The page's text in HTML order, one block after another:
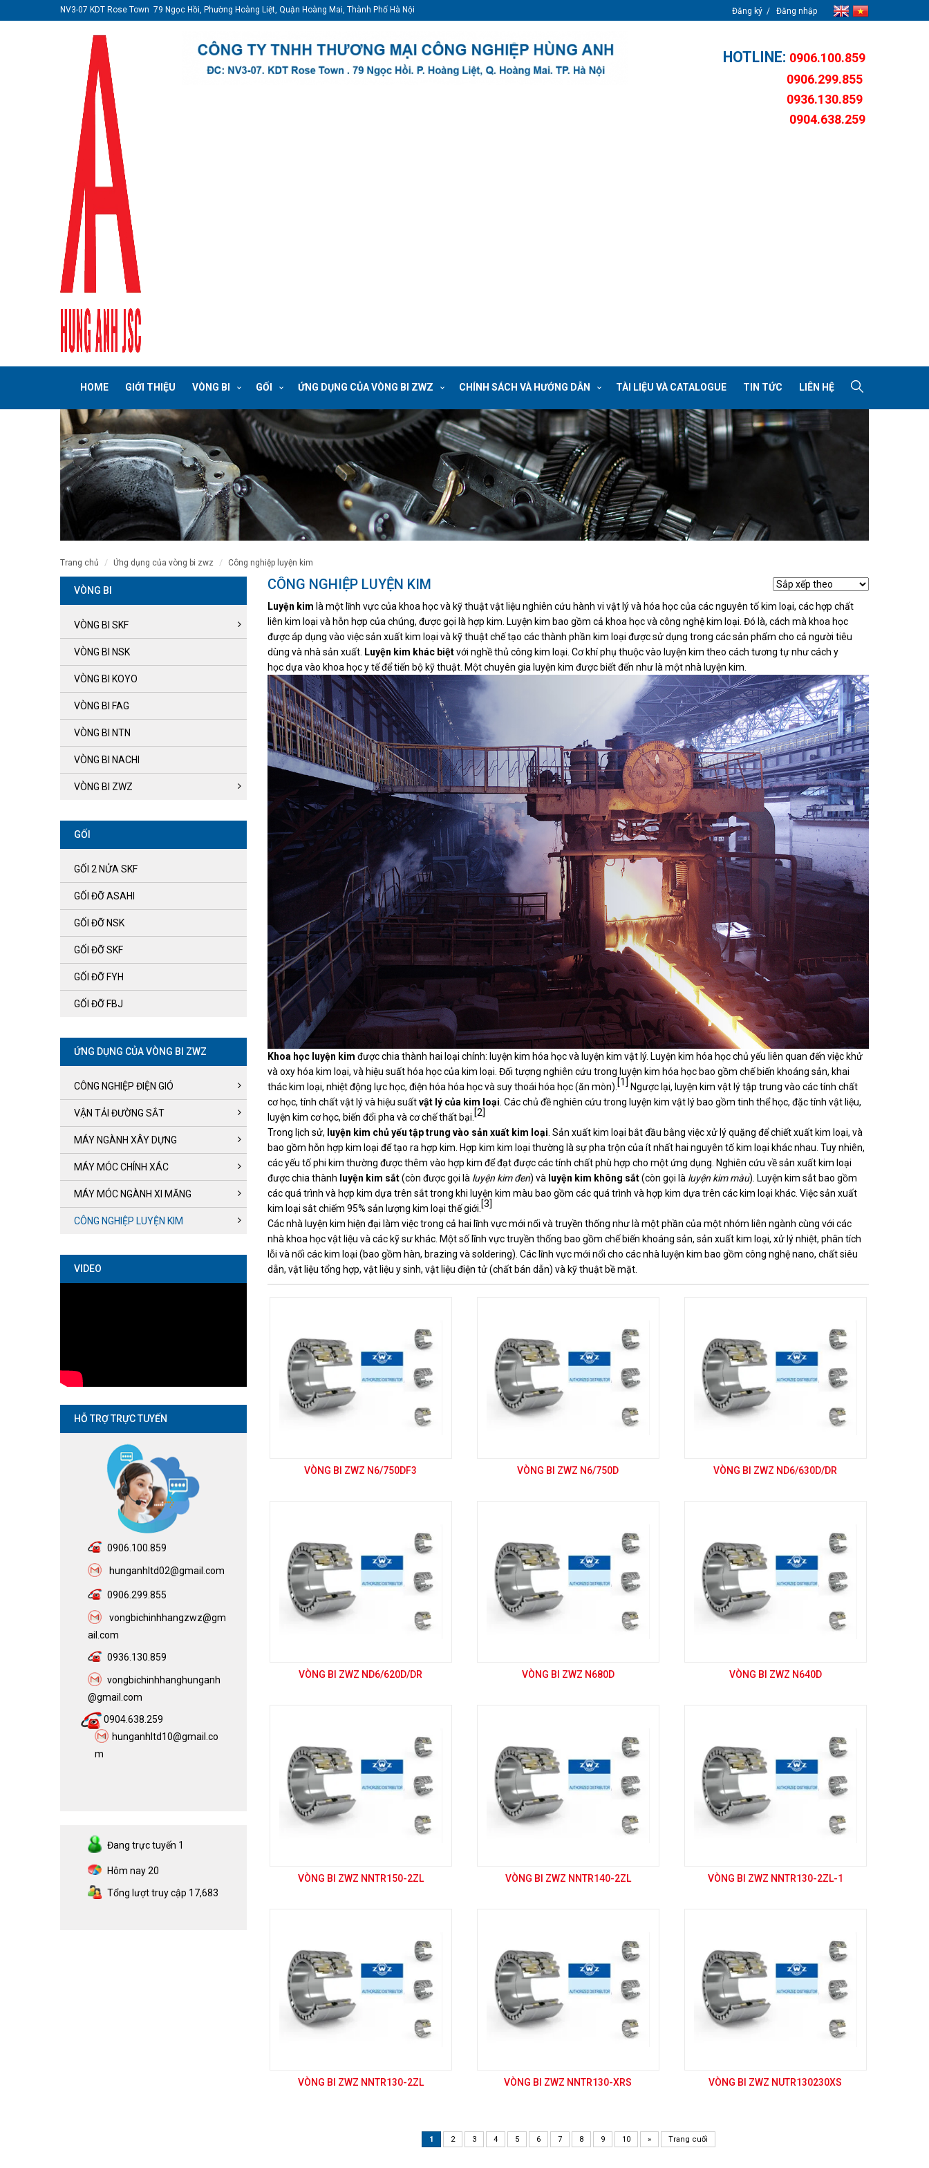
NV3-07 KDT Rose Town 79 Ngọc Hồi, Phường Hoàng Liệt, Quận Hoàng Mai, Thành Phố Hà Nội Đăng ký Đăng nhập
HOTLINE: 0906.100.859
0906.299.855
0936.130.859
0904.638.259
HOME GIỚI THIỆU VÒNG BI GỐI ỨNG DỤNG CỦA VÒNG BI ZWZ CHÍNH SÁCH VÀ HƯỚNG DẪN TÀI LIỆU VÀ CATALOGUE TIN TỨC LIÊN HỆ
trang chủ ứng dụng của vòng bi zwz công nghiệp luyện kim
VÒNG BI
VÒNG BI SKF
VÒNG BI NSK
VÒNG BI KOYO
VÒNG BI FAG
VÒNG BI NTN
VÒNG BI NACHI
VÒNG BI ZWZ
GỐI
GỐI 2 NỬA SKF
GỐI ĐỠ ASAHI
GỐI ĐỠ NSK
GỐI ĐỠ SKF
GỐI ĐỠ FYH
GỐI ĐỠ FBJ
ỨNG DỤNG CỦA VÒNG BI ZWZ
CÔNG NGHIỆP ĐIỆN GIÓ
VẬN TẢI ĐƯỜNG SẮT
MÁY NGÀNH XÂY DỰNG
MÁY MÓC CHÍNH XÁC
MÁY MÓC NGÀNH XI MĂNG
CÔNG NGHIỆP LUYỆN KIM
VIDEO
HỖ TRỢ TRỰC TUYẾN
0906.100.859
hunganhltd02@gmail.com
0906.299.855
vongbichinhhangzwz@gm
ail.com​
0936.130.859
vongbichinhhanghunganh
@gmail.com
0904.638.259
hunganhltd10@gmail.co
m
Đang trực tuyến 1
Hôm nay20
Tổng lượt truy cập 17,683
CÔNG NGHIỆP LUYỆN KIM
Luyện kim là một lĩnh vực của khoa học và kỹ thuật vật liệu nghiên cứu hành vi vật lý và hóa học của các nguyên tố kim loại, các hợp chất
liên kim loại và hỗn hợp của chúng, được gọi là hợp kim. Luyện kim bao gồm cả khoa học và công nghệ kim loại. Đó là, cách mà khoa học
được áp dụng vào việc sản xuất kim loại và kỹ thuật chế tạo các thành phần kim loại được sử dụng trong các sản phẩm cho cả người tiêu
dùng và nhà sản xuất. Luyện kim khác biệtvới nghề thủ công kim loại. Cơ khí phụ thuộc vào luyện kim theo cách tương tự như cách y
học dựa vào khoa học y tế để tiến bộ kỹ thuật. Một chuyên gia luyện kim được biết đến như là một nhà luyện kim.
Khoa học luyện kim được chia thành hai loại chính: luyện kim hóa học và luyện kim vật lý. Luyện kim hóa học chủ yếu liên quan đến việc khử
và oxy hóa kim loại, và hiệu suất hóa học của kim loại. Đối tượng nghiên cứu trong luyện kim hóa học bao gồm chế biến khoáng sản, khai
thác kim loại, nhiệt động lực học, điện hóa hóa học và suy thoái hóa học (ăn mòn). [1] Ngược lại, luyện kim vật lý tập trung vào các tính chất
cơ học, tính chất vật lý và hiệu suấtvật lý của kim loại . Các chủ đề nghiên cứu trong luyện kim vật lý bao gồm tinh thể học, đặc tính vật liệu,
luyện kim cơ học, biến đổi pha và cơ chế thất bại. [2]
Trong lịch sử, luyện kim chủ yếu tập trung vào sản xuất kim loại . Sản xuất kim loại bắt đầu bằng việc xử lý quặng để chiết xuất kim loại, và
bao gồm hỗn hợp kim loại để tạo ra hợp kim. Hợp kim kim loại thường là sự pha trộn của ít nhất hai nguyên tố kim loại khác nhau. Tuy nhiên,
các yếu tố phi kim thường được thêm vào hợp kim để đạt được các tính chất phù hợp cho một ứng dụng. Nghiên cứu về sản xuất kim loại
được chia thành luyện kim sắt(còn được gọi là luyện kim đen) và luyện kim không sắt(còn gọi là luyện kim màu). Luyện kim sắt bao gồm
các quá trình và hợp kim dựa trên sắt trong khi luyện kim màu bao gồm các quá trình và hợp kim dựa trên các kim loại khác. Việc sản xuất
kim loại sắt chiếm 95% sản lượng kim loại thế giới. [3]
Các nhà luyện kim hiện đại làm việc trong cả hai lĩnh vực mới nổi và truyền thống như là một phần của một nhóm liên ngành cùng với các
nhà khoa học vật liệu và các kỹ sư khác. Một số lĩnh vực truyền thống bao gồm chế biến khoáng sản, sản xuất kim loại, xử lý nhiệt, phân tích
lỗi và nối các kim loại (bao gồm hàn, brazing và soldering). Các lĩnh vực mới nổi cho các nhà luyện kim bao gồm công nghệ nano, chất siêu
dẫn, vật liệu tổng hợp, vật liệu y sinh, vật liệu điện tử (chất bán dẫn) và kỹ thuật bề mặt.
VÒNG BI ZWZ N6/750DF3 VÒNG BI ZWZ N6/750D VÒNG BI ZWZ ND6/630D/DR
VÒNG BI ZWZ ND6/620D/DR VÒNG BI ZWZ N680D VÒNG BI ZWZ N640D
VÒNG BI ZWZ NNTR150-2ZL VÒNG BI ZWZ NNTR140-2ZL VÒNG BI ZWZ NNTR130-2ZL-1
VÒNG BI ZWZ NNTR130-2ZL VÒNG BI ZWZ NNTR130-XRS VÒNG BI ZWZ NUTR130230XS
1 2 3 4 5 6 7 8 9 10 » Trang cuối